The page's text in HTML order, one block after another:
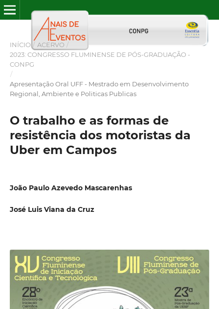
INÍCIO / ACERVO /
2023: CONGRESSO FLUMINENSE DE PÓS-GRADUAÇÃO -
CONPG
/
Apresentação Oral UFF - Mestrado em Desenvolvimento
Regional, Ambiente e Politicas Publicas
O trabalho e as formas de
resistência dos motoristas da
Uber em Campos
João Paulo Azevedo Mascarenhas
José Luis Viana da Cruz